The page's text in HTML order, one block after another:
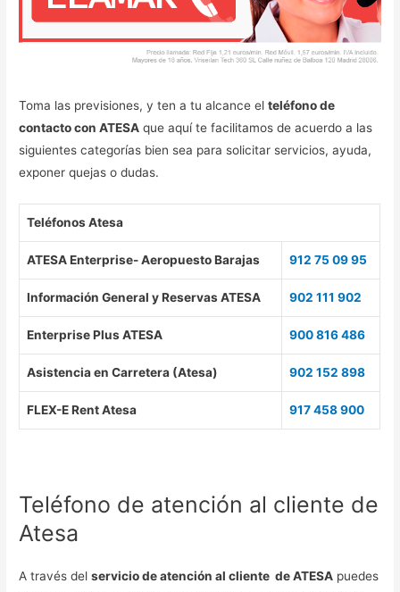
Toma las previsiones, y ten a tu alcance elteléfono de
contacto con ATESA que aquí te facilitamos de acuerdo a las
siguientes categorías bien sea para solicitar servicios, ayuda,
exponer quejas o dudas.
Teléfonos Atesa
ATESA Enterprise- Aeropuesto Barajas 912 75 09 95
Información General y Reservas ATESA 902 111 902
Enterprise Plus ATESA 900 816 486
Asistencia en Carretera (Atesa) 902 152 898
FLEX-E Rent Atesa 917 458 900
Teléfono de atención al cliente de
Atesa
A través delservicio de atención al cliente de ATESA puedes